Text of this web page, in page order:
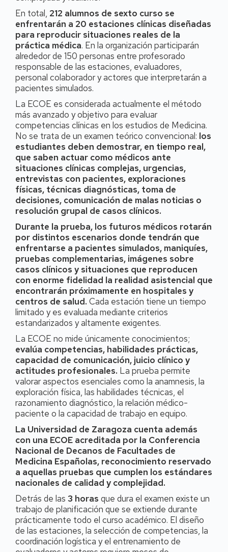
En total, 212 alumnos de sexto curso se
enfrentarán a 20 estaciones clínicas diseñadas
para reproducir situaciones reales de la
práctica médica. En la organización participarán
alrededor de 150 personas entre profesorado
responsable de las estaciones, evaluadores,
personal colaborador y actores que interpretarán a
pacientes simulados.
La ECOE es considerada actualmente el método
más avanzado y objetivo para evaluar
competencias clínicas en los estudios de Medicina.
No se trata de un examen teórico convencional: los
estudiantes deben demostrar, en tiempo real,
que saben actuar como médicos ante
situaciones clínicas complejas, urgencias,
entrevistas con pacientes, exploraciones
físicas, técnicas diagnósticas, toma de
decisiones, comunicación de malas noticias o
resolución grupal de casos clínicos.
Durante la prueba, los futuros médicos rotarán
por distintos escenarios donde tendrán que
enfrentarse a pacientes simulados, maniquíes,
pruebas complementarias, imágenes sobre
casos clínicos y situaciones que reproducen
con enorme fidelidad la realidad asistencial que
encontrarán próximamente en hospitales y
centros de salud. Cada estación tiene un tiempo
limitado y es evaluada mediante criterios
estandarizados y altamente exigentes.
La ECOE no mide únicamente conocimientos;
evalúa competencias, habilidades prácticas,
capacidad de comunicación, juicio clínico y
actitudes profesionales. La prueba permite
valorar aspectos esenciales como la anamnesis, la
exploración física, las habilidades técnicas, el
razonamiento diagnóstico, la relación médico-
paciente o la capacidad de trabajo en equipo.
La Universidad de Zaragoza cuenta además
con una ECOE acreditada por la Conferencia
Nacional de Decanos de Facultades de
Medicina Españolas, reconocimiento reservado
a aquellas pruebas que cumplen los estándares
nacionales de calidad y complejidad.
Detrás de las 3 horas que dura el examen existe un
trabajo de planificación que se extiende durante
prácticamente todo el curso académico. El diseño
de las estaciones, la selección de competencias, la
coordinación logística y el entrenamiento de